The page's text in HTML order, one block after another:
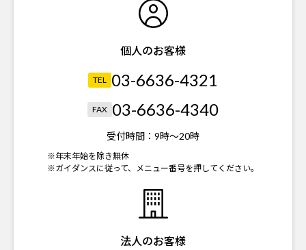
個人のお客様
TEL 03-6636-4321
FAX 03-6636-4340
受付時間： 9時～20時
※年末年始を除き無休
※ガイダンスに従って、メニュー番号を押してください。
法人のお客様